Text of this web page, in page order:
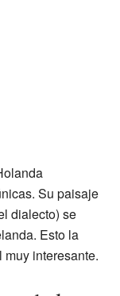
Su paisaje
dialecto) se
Esto la
interesante.